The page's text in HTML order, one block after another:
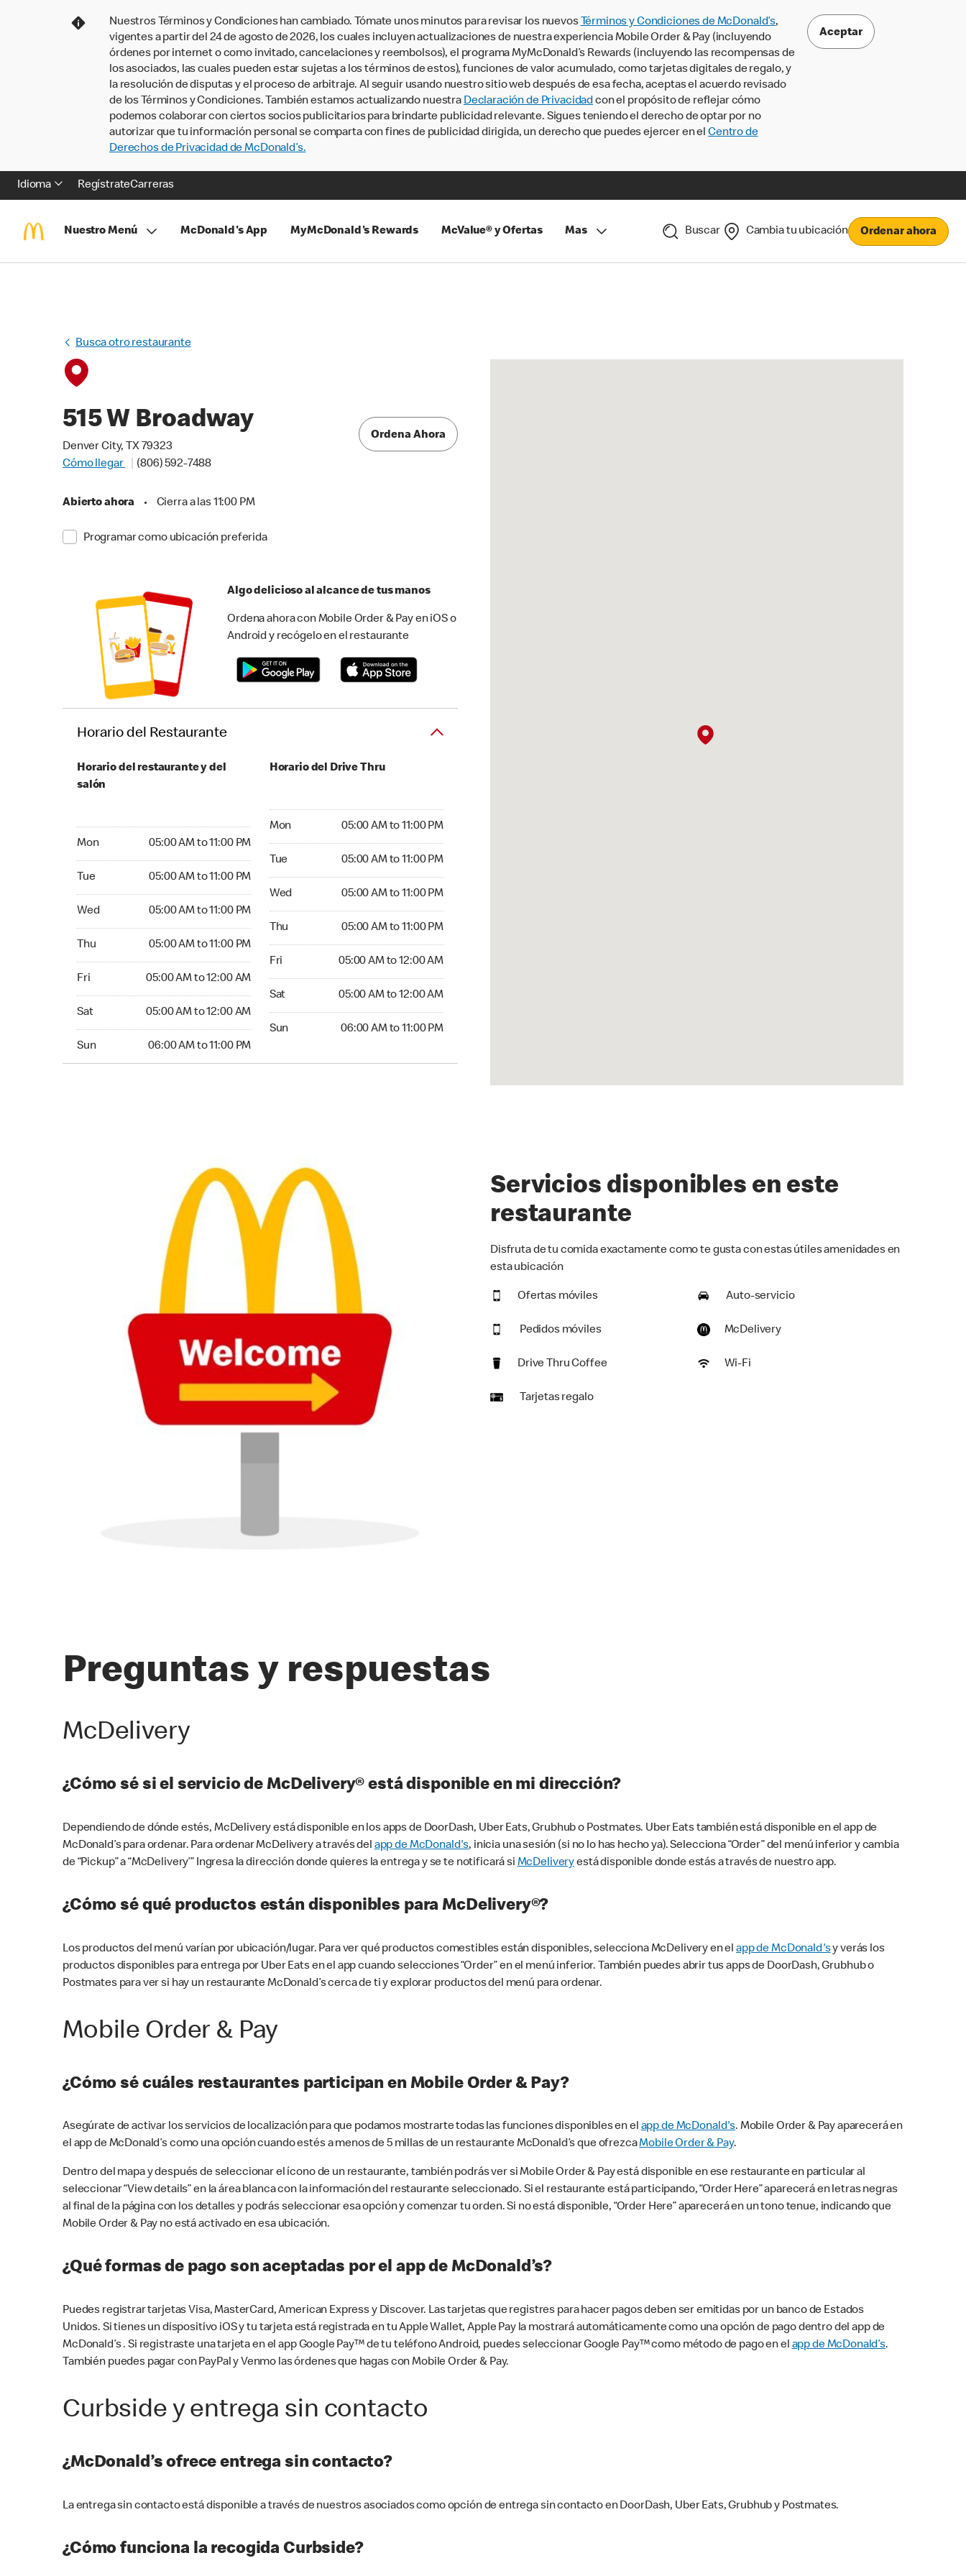
Nuestros Términos y Condiciones han cambiado. Tómate unos minutos para revisar los nuevos Términos y Condiciones de McDonald’s,
vigentes a partir del 24 de agosto de 2026, los cuales incluyen actualizaciones de nuestra experiencia Mobile Order & Pay (incluyendo
órdenes por internet o como invitado, cancelaciones y reembolsos), el programa MyMcDonald’s Rewards (incluyendo las recompensas de
los asociados, las cuales pueden estar sujetas a los términos de estos), funciones de valor acumulado, como tarjetas digitales de regalo, y
la resolución de disputas y el proceso de arbitraje. Al seguir usando nuestro sitio web después de esa fecha, aceptas el acuerdo revisado
de los Términos y Condiciones. También estamos actualizando nuestra Declaración de Privacidadcon el propósito de reflejar cómo
podemos colaborar con ciertos socios publicitarios para brindarte publicidad relevante. Sigues teniendo el derecho de optar por no
autorizar que tu información personal se comparta con fines de publicidad dirigida, un derecho que puedes ejercer en el Centro de
Derechos de Privacidad de McDonald’s.
Aceptar
Idioma RegístrateCarreras
Nuestro Menú McDonald's App MyMcDonald's Rewards McValue® y Ofertas Mas Buscar Cambia tu ubicación Ordenar ahora
Busca otro restaurante
515 W Broadway
Denver City, TX 79323
Cómo llegar
(806) 592-7488
Abierto ahora • Cierra a las 11:00 PM
Programar como ubicación preferida
Ordena Ahora
Algo delicioso al alcance de tus manos
Ordena ahora con Mobile Order & Pay en iOS o
Android y recógelo en el restaurante
Horario del Restaurante
Horario del restaurante y del
salón
Mon 05:00 AM to 11:00 PM
Tue 05:00 AM to 11:00 PM
Wed 05:00 AM to 11:00 PM
Thu 05:00 AM to 11:00 PM
Fri 05:00 AM to 12:00 AM
Sat 05:00 AM to 12:00 AM
Sun 06:00 AM to 11:00 PM
Horario del Drive Thru
Mon 05:00 AM to 11:00 PM
Tue 05:00 AM to 11:00 PM
Wed 05:00 AM to 11:00 PM
Thu 05:00 AM to 11:00 PM
Fri 05:00 AM to 12:00 AM
Sat 05:00 AM to 12:00 AM
Sun 06:00 AM to 11:00 PM
Servicios disponibles en este
restaurante
Disfruta de tu comida exactamente como te gusta con estas útiles amenidades en
esta ubicación
Ofertas móviles Auto-servicio
Pedidos móviles McDelivery
Drive Thru Coffee Wi-Fi
Tarjetas regalo
Preguntas y respuestas
McDelivery
¿Cómo sé si el servicio de McDelivery® está disponible en mi dirección?
Dependiendo de dónde estés, McDelivery está disponible en los apps de DoorDash, Uber Eats, Grubhub o Postmates. Uber Eats también está disponible en el app de
McDonald’s para ordenar. Para ordenar McDelivery a través del app de McDonald's, inicia una sesión (si no lo has hecho ya). Selecciona “Order” del menú inferior y cambia
de “Pickup” a “McDelivery’” Ingresa la dirección donde quieres la entrega y se te notificará si McDeliveryestá disponible donde estás a través de nuestro app.
¿Cómo sé qué productos están disponibles para McDelivery®?
Los productos del menú varían por ubicación/lugar. Para ver qué productos comestibles están disponibles, selecciona McDelivery en elapp de McDonald'sy verás los
productos disponibles para entrega por Uber Eats en el app cuando selecciones “Order” en el menú inferior. También puedes abrir tus apps de DoorDash, Grubhub o
Postmates para ver si hay un restaurante McDonald’s cerca de ti y explorar productos del menú para ordenar.
Mobile Order & Pay
¿Cómo sé cuáles restaurantes participan en Mobile Order & Pay?
Asegúrate de activar los servicios de localización para que podamos mostrarte todas las funciones disponibles en elapp de McDonald's. Mobile Order & Pay aparecerá en
el app de McDonald’s como una opción cuando estés a menos de 5 millas de un restaurante McDonald’s que ofrezcaMobile Order & Pay.
Dentro del mapa y después de seleccionar el ícono de un restaurante, también podrás ver si Mobile Order & Pay está disponible en ese restaurante en particular al
seleccionar “View details” en la área blanca con la información del restaurante seleccionado. Si el restaurante está participando, “Order Here” aparecerá en letras negras
al final de la página con los detalles y podrás seleccionar esa opción y comenzar tu orden. Si no está disponible, “Order Here” aparecerá en un tono tenue, indicando que
Mobile Order & Pay no está activado en esa ubicación.
¿Qué formas de pago son aceptadas por el app de McDonald’s?
Puedes registrar tarjetas Visa, MasterCard, American Express y Discover. Las tarjetas que registres para hacer pagos deben ser emitidas por un banco de Estados
Unidos. Si tienes un dispositivo iOS y tu tarjeta está registrada en tu Apple Wallet, Apple Pay la mostrará automáticamente como una opción de pago dentro del app de
McDonald’s . Si registraste una tarjeta en el app Google Pay™ de tu teléfono Android, puedes seleccionar Google Pay™ como método de pago en elapp de McDonald’s.
También puedes pagar con PayPal y Venmo las órdenes que hagas con Mobile Order & Pay.
Curbside y entrega sin contacto
¿McDonald’s ofrece entrega sin contacto?
La entrega sin contacto está disponible a través de nuestros asociados como opción de entrega sin contacto en DoorDash, Uber Eats, Grubhub y Postmates.
¿Cómo funciona la recogida Curbside?